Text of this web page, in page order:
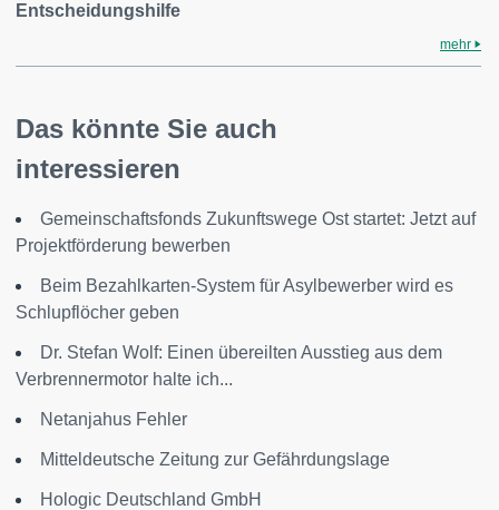
Entscheidungshilfe
mehr
Das könnte Sie auch
interessieren
Gemeinschaftsfonds Zukunftswege Ost startet: Jetzt auf
Projektförderung bewerben
Beim Bezahlkarten-System für Asylbewerber wird es
Schlupflöcher geben
Dr. Stefan Wolf: Einen übereilten Ausstieg aus dem
Verbrennermotor halte ich...
Netanjahus Fehler
Mitteldeutsche Zeitung zur Gefährdungslage
Hologic Deutschland GmbH